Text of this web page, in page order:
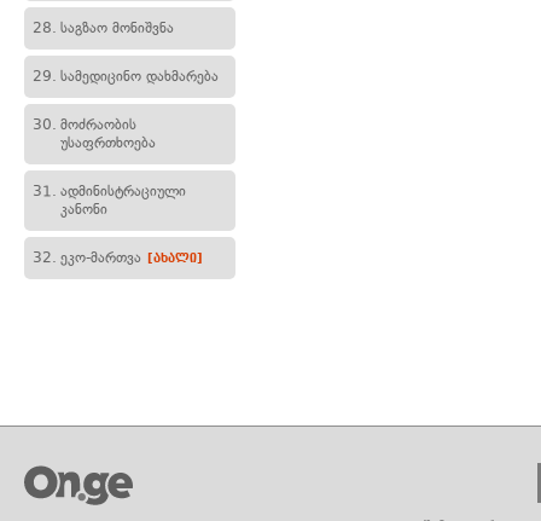
28. საგზაო მონიშვნა
29. სამედიცინო დახმარება
30. მოძრაობის
უსაფრთხოება
31. ადმინისტრაციული
კანონი
32. ეკო-მართვა [ახალი]